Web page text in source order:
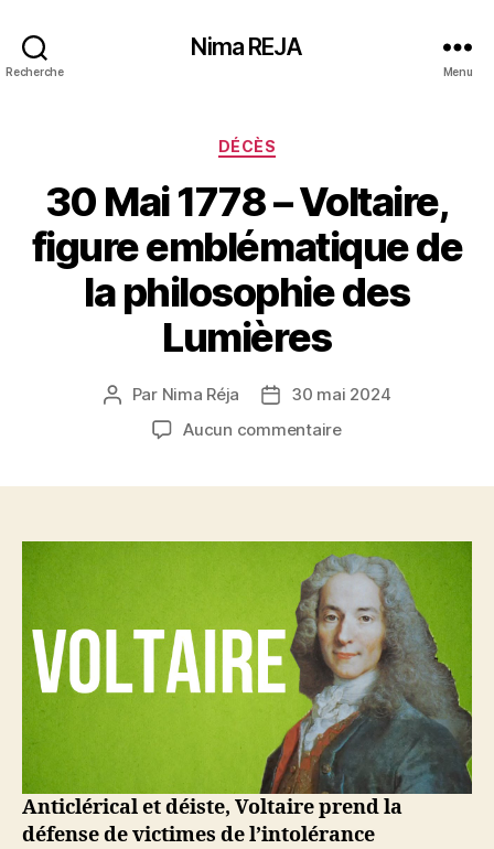
Recherche
Nima REJA
Menu
Catégories
DÉCÈS
30 Mai 1778 – Voltaire,
figure emblématique de
la philosophie des
Lumières
Auteur
l’article
Par Nima Réja
Date30 mai 2024
Aucun commentairesur
Voltaire,
figure
emblématique
de
la
philosophie
des
Lumières
Anticlérical et déiste, Voltaire prend la
défense de victimes de l’intolérance